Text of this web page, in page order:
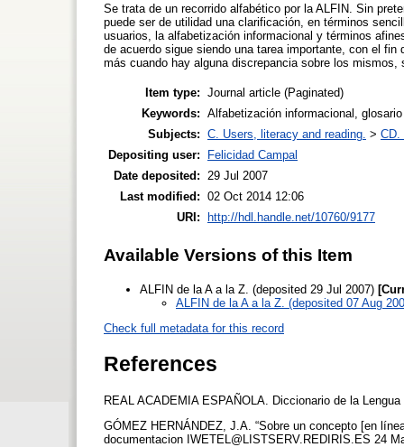
Se trata de un recorrido alfabético por la ALFIN. Sin
puede ser de utilidad una clarificación, en términos
usuarios, la alfabetización informacional y términos
de acuerdo sigue siendo una tarea importante, con el
más cuando hay alguna discrepancia sobre los
Item type: Journal article (Paginated)
Keywords: Alfabetización informacional, glosario
Subjects: C. Users, literacy and reading. > CD.
Depositing user:
Felicidad Campal
Date deposited:
29 Jul 2007
Last modified: 02 Oct 2014 12:06
URI: http://hdl.handle.net/10760/9177
Available Versions of this Item
ALFIN de la A a la Z. (deposited 29 Jul 2007)
ALFIN de la A a la Z. (deposited 07 Aug
Check full metadata for this record
References
REAL ACADEMIA ESPAÑOLA. Diccionario de la
GÓMEZ HERNÁNDEZ, J.A. “Sobre un concepto [en
documentacion IWETEL@LISTSERV.REDIRIS.ES 24